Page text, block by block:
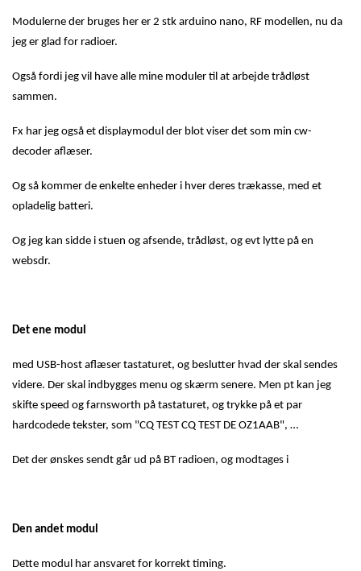
Modulerne der bruges her er 2 stk arduino nano, RF modellen, nu da
jeg er glad for radioer.
Også fordi jeg vil have alle mine moduler til at arbejde trådløst
sammen.
Fx har jeg også et displaymodul der blot viser det som min cw-
decoder aflæser.
Og så kommer de enkelte enheder i hver deres trækasse, med et
opladelig batteri.
Og jeg kan sidde i stuen og afsende, trådløst, og evt lytte på en
websdr.
Det ene modul
med USB-host aflæser tastaturet, og beslutter hvad der skal sendes
videre. Der skal indbygges menu og skærm senere. Men pt kan jeg
skifte speed og farnsworth på tastaturet, og trykke på et par
hardcodede tekster, som "CQ TEST CQ TEST DE OZ1AAB", …
Det der ønskes sendt går ud på BT radioen, og modtages i
Den andet modul
Dette modul har ansvaret for korrekt timing.